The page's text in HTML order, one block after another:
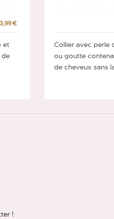
et
de
€
Collier avec perle
ou goutte
de cheveux sans
!